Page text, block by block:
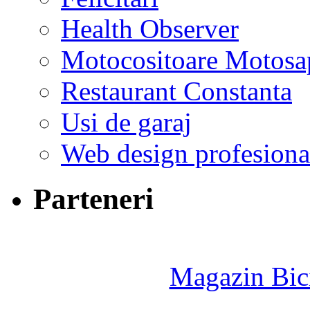
Health Observer
Motocositoare
Restaurant Constanta
Usi de garaj
Web design
Parteneri
Magazin